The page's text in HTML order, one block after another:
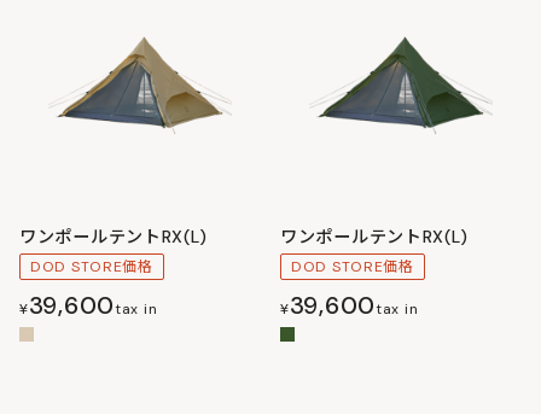
ワンポールテントRX(L)
DOD STORE価格
¥39,600tax in
ワンポールテントRX(L)
DOD STORE価格
¥39,600tax in